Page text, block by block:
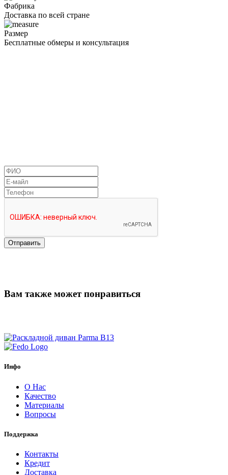
Фабрика
Доставка по всей стране
Размер
Бесплатные обмеры и консультация
Вам также может понравиться
Инфо
О Нас
Качество
Материалы
Вопросы
Поддержка
Контакты
Кредит
Доставка